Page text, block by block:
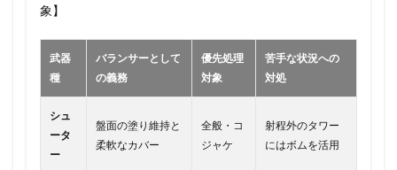
象】
武器
種
バランサーとして
の義務
優先処理
対象
苦手な状況への
対処
シュ
ータ
ー
盤面の塗り維持と
柔軟なカバー
全般・コ
ジャケ
射程外のタワー
にはボムを活用